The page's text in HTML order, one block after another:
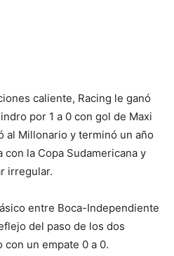
caliente, Racing le ganó
por 1 a 0 con gol de Maxi
al Millonario y terminó un año
la Copa Sudamericana y
irregular.
entre Boca-Independiente
del paso de los dos
un empate 0 a 0.